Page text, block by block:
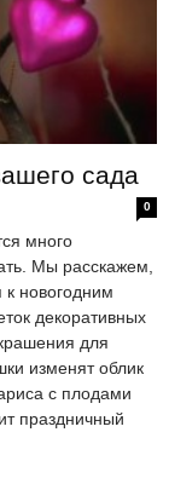
сада
0
много
Мы расскажем,
к новогодним
декоративных
для
изменят облик
с плодами
праздничный